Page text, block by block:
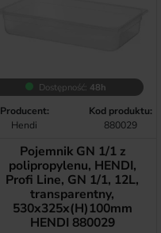
Dostępność: 48h
Producent:
Hendi
Kod produktu:
880029
Pojemnik GN 1/1 z
polipropylenu, HENDI,
Profi Line, GN 1/1, 12L,
transparentny,
530x325x(H)100mm
HENDI 880029